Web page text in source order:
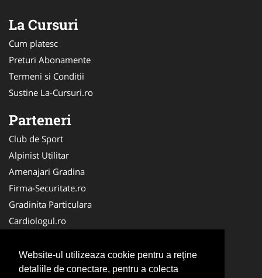
Website-ul utilizeaza cookie pentru a reţine
detaliile de conectare, pentru a colecta
La Cursuri
Cum platesc
Preturi Abonamente
Termeni si Conditii
Sustine La-Cursuri.ro
Parteneri
Club de Sport
Alpinist Utilitar
Amenajari Gradina
Firma-Securitate.ro
Gradinita Particulara
Cardiologul.ro
Service-Reparatii.com
Ambalaje Romania